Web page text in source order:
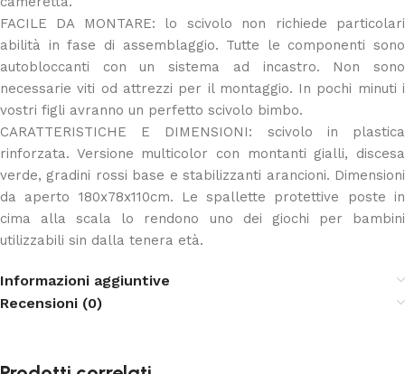
FACILE DA MONTARE: lo scivolo non richiede particolari
abilità in fase di assemblaggio. Tutte le componenti sono
autobloccanti con un sistema ad incastro. Non sono
necessarie viti od attrezzi per il montaggio. In pochi minuti i
vostri figli avranno un perfetto scivolo bimbo.
CARATTERISTICHE E DIMENSIONI: scivolo in plastica
rinforzata. Versione multicolor con montanti gialli, discesa
verde, gradini rossi base e stabilizzanti arancioni. Dimensioni
da aperto 180x78x110cm. Le spallette protettive poste in
cima alla scala lo rendono uno dei giochi per bambini
utilizzabili sin dalla tenera età.
Informazioni aggiuntive
Recensioni (0)